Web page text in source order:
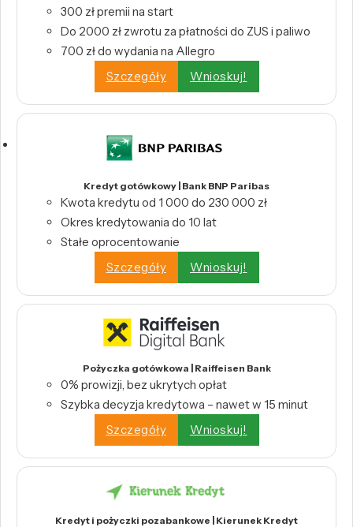
300 zł premii na start
Do 2000 zł zwrotu za płatności do ZUS i paliwo
700 zł do wydania na Allegro
Szczegóły
Wnioskuj!
Kredyt gotówkowy | Bank BNP Paribas
Kwota kredytu od 1 000 do 230 000 zł
Okres kredytowania do 10 lat
Stałe oprocentowanie
Szczegóły
Wnioskuj!
Pożyczka gotówkowa | Raiffeisen Bank
0% prowizji, bez ukrytych opłat
Szybka decyzja kredytowa – nawet w 15 minut
Szczegóły
Wnioskuj!
Kredyt i pożyczki pozabankowe | Kierunek Kredyt